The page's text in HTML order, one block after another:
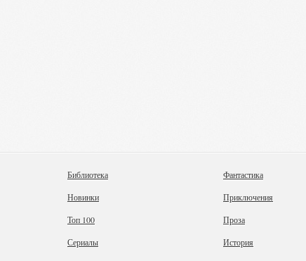
Библиотека
Новинки
Топ 100
Сериалы
Фантастика
Приключения
Проза
История